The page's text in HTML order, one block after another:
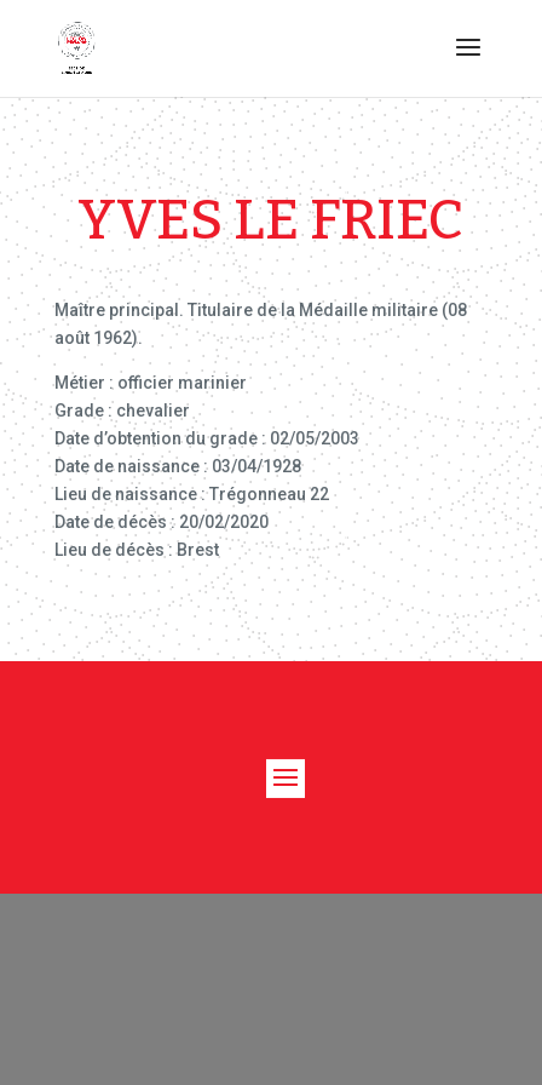
YVES LE FRIEC
Maître principal. Titulaire de la Médaille militaire (08
août 1962).
Métier : officier marinier
Grade : chevalier
Date d’obtention du grade : 02/05/2003
Date de naissance : 03/04/1928
Lieu de naissance : Trégonneau 22
Date de décès : 20/02/2020
Lieu de décès : Brest